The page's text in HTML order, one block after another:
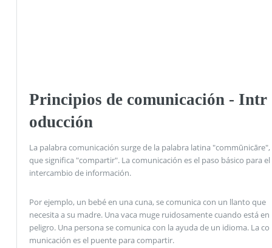
Principios de comunicación - Intr
oducción
La palabra comunicación surge de la palabra latina "commūnicāre",
que significa "compartir". La comunicación es el paso básico para el
intercambio de información.
Por ejemplo, un bebé en una cuna, se comunica con un llanto que
necesita a su madre. Una vaca muge ruidosamente cuando está en
peligro. Una persona se comunica con la ayuda de un idioma. La co
municación es el puente para compartir.